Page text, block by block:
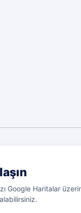
Google Haritalar